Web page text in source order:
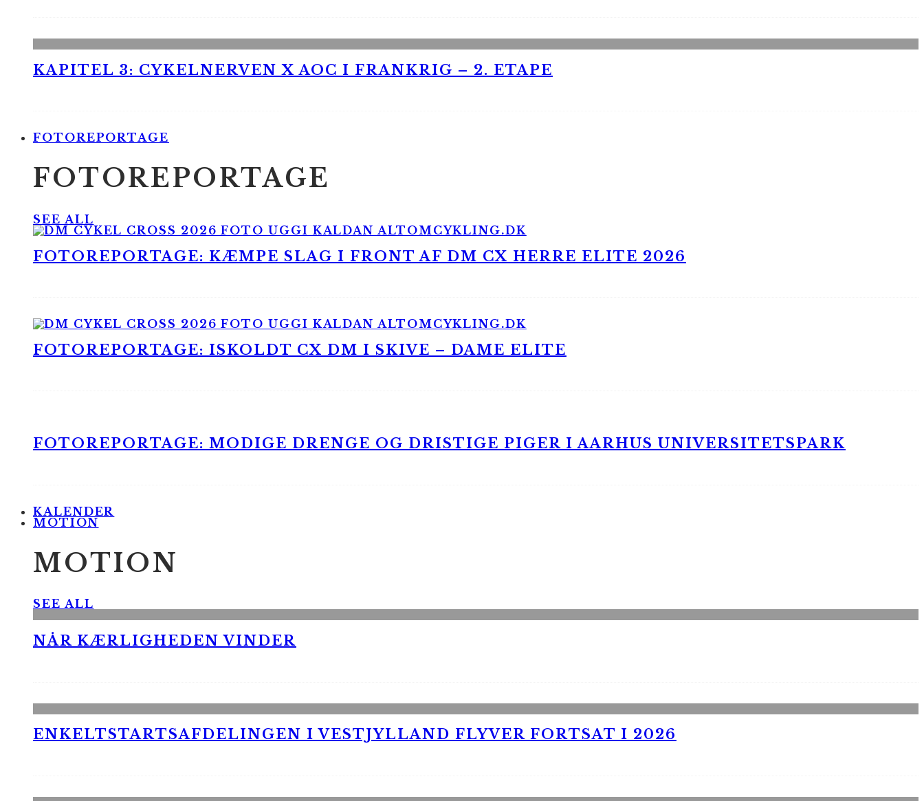
KAPITEL 3: CYKELNERVEN X AOC I FRANKRIG – 2. ETAPE
FOTOREPORTAGE
FOTOREPORTAGE
SEE ALL
FOTOREPORTAGE: KÆMPE SLAG I FRONT AF DM CX HERRE ELITE 2026
FOTOREPORTAGE: ISKOLDT CX DM I SKIVE – DAME ELITE
FOTOREPORTAGE: MODIGE DRENGE OG DRISTIGE PIGER I AARHUS UNIVERSITETSPARK
KALENDER
MOTION
MOTION
SEE ALL
NÅR KÆRLIGHEDEN VINDER
ENKELTSTARTSAFDELINGEN I VESTJYLLAND FLYVER FORTSAT I 2026